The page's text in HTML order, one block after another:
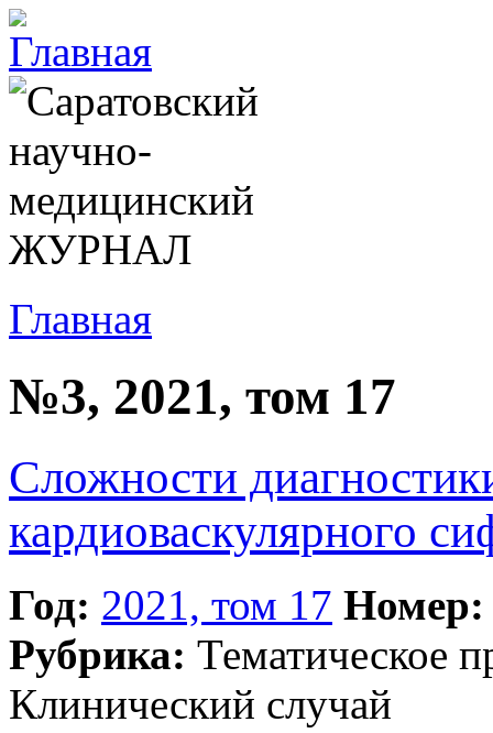
Главная
№3, 2021, том 17
Сложности
кардиоваскулярного
Год: 2021, том 17 Номер:
Рубрика: Тематическое
Клинический случай